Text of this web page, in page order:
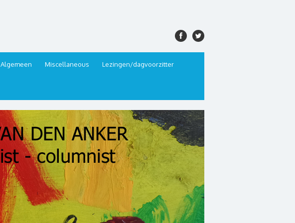
Algemeen Miscellaneous Lezingen/dagvoorzitter